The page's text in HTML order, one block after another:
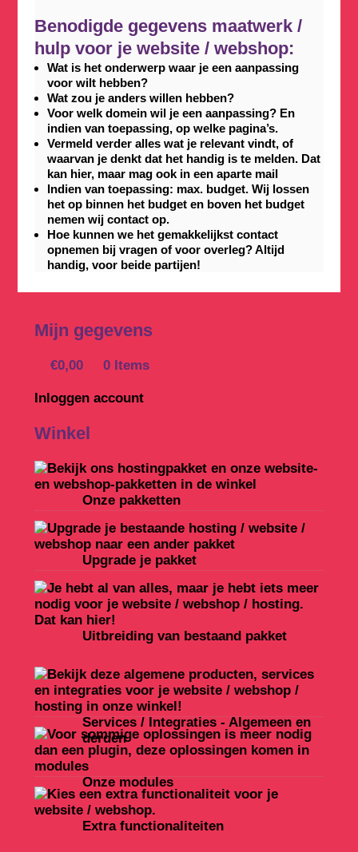
Benodigde gegevens maatwerk /
hulp voor je website / webshop:
Wat is het onderwerp waar je een aanpassing
voor wilt hebben?
Wat zou je anders willen hebben?
Voor welk domein wil je een aanpassing? En
indien van toepassing, op welke pagina’s.
Vermeld verder alles wat je relevant vindt, of
waarvan je denkt dat het handig is te melden. Dat
kan hier, maar mag ook in een aparte mail
Indien van toepassing: max. budget. Wij lossen
het op binnen het budget en boven het budget
nemen wij contact op.
Hoe kunnen we het gemakkelijkst contact
opnemen bij vragen of voor overleg? Altijd
handig, voor beide partijen!
Mijn gegevens
€0,00 0 Items
Inloggen account
Winkel
Onze pakketten
Upgrade je pakket
Uitbreiding van bestaand pakket
Services / Integraties - Algemeen en
derden
Onze modules
Extra functionaliteiten